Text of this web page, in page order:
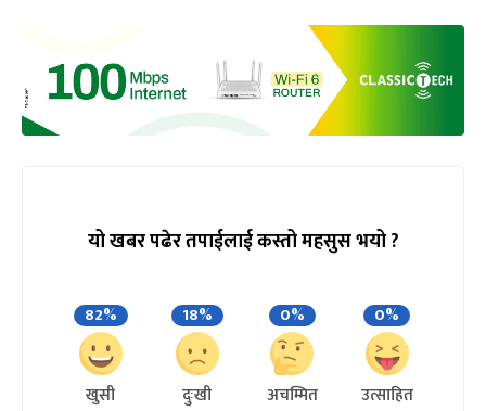
यो खबर पढेर तपाईलाई कस्तो महसुस भयो ?
82%
खुसी
18%
दुःखी
0%
अचम्मित
0%
उत्साहित